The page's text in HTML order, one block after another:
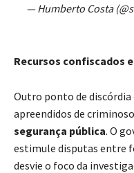
— Humberto Costa
Recursos confiscados
Outro ponto de discórdia
apreendidos de
segurança pública. O
estimule disputas entre
desvie o foco da